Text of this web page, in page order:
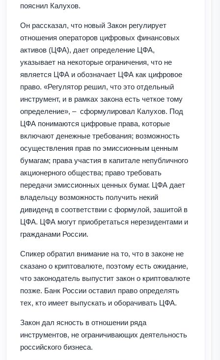
пояснил Калухов.
Он рассказал, что новый Закон регулирует
отношения операторов цифровых финансовых
активов (ЦФА), дает определение ЦФА,
указывает на некоторые ограничения, что не
является ЦФА и обозначает ЦФА как цифровое
право. «Регулятор решил, что это отдельный
инструмент, и в рамках закона есть четкое тому
определение», – сформулировал Калухов. Под
ЦФА понимаются цифровые права, которые
включают денежные требования; возможность
осуществления прав по эмиссионным ценным
бумагам; права участия в капитале непубличного
акционерного общества; право требовать
передачи эмиссионных ценных бумаг. ЦФА дает
владельцу возможность получить некий
дивиденд в соответствии с формулой, зашитой в
ЦФА. ЦФА могут приобретаться нерезидентами и
гражданами России.
Спикер обратил внимание на то, что в законе не
сказано о криптовалюте, поэтому есть ожидание,
что законодатель выпустит закон о криптовалюте
позже. Банк России оставил право определять
тех, кто имеет выпускать и оборачивать ЦФА.
Закон дал ясность в отношении ряда
инструментов, не ограничивающих деятельность
российского бизнеса.